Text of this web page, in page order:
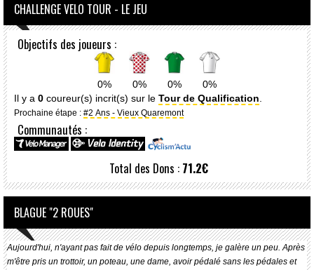
CHALLENGE VELO TOUR - LE JEU
Objectifs des joueurs :
0% 0% 0%
0%
Il y a 0 coureur(s) incrit(s) sur le Tour de Qualification.
Prochaine étape : #2 Ans - Vieux Quaremont
Communautés :
Total des Dons : 71.2€
BLAGUE "2 ROUES"
Aujourd'hui, n'ayant pas fait de vélo depuis longtemps, je galère un peu. Après
m'être pris un trottoir, un poteau, une dame, avoir pédalé sans les pédales et